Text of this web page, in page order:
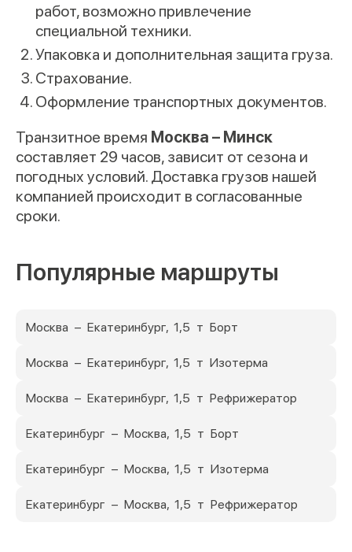
работ, возможно привлечение
специальной техники.
Упаковка и дополнительная защита груза.
Страхование.
Оформление транспортных документов.
Транзитное время Москва – Минск
составляет 29 часов, зависит от сезона и
погодных условий. Доставка грузов нашей
компанией происходит в согласованные
сроки.
Популярные маршруты
Москва – Екатеринбург, 1,5 т Борт
Москва – Екатеринбург, 1,5 т Изотерма
Москва – Екатеринбург, 1,5 т Рефрижератор
Екатеринбург – Москва, 1,5 т Борт
Екатеринбург – Москва, 1,5 т Изотерма
Екатеринбург – Москва, 1,5 т Рефрижератор